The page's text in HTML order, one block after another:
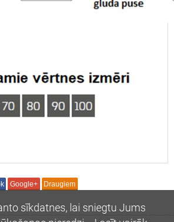
Google+ Draugiem
sīkdatnes, lai sniegtu Jums